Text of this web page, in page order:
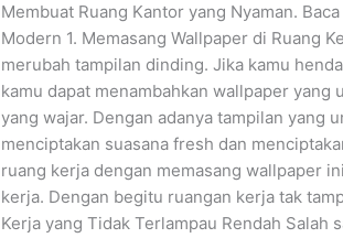
Membuat Ruang Kantor yang Nyaman.
Modern 1. Memasang Wallpaper di Ruang
merubah tampilan dinding. Jika kamu
kamu dapat menambahkan wallpaper yang
yang wajar. Dengan adanya tampilan yang
menciptakan suasana fresh dan
ruang kerja dengan memasang wallpaper
kerja. Dengan begitu ruangan kerja tak
Kerja yang Tidak Terlampau Rendah